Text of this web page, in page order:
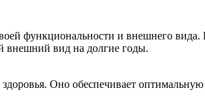
функциональности и внешнего вида.
внешний вид на долгие годы.
Оно обеспечивает